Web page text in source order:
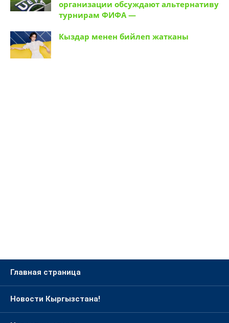
организации обсуждают альтернативу
турнирам ФИФА —
Кыздар менен бийлеп жатканы
Главная страница
Новости Кыргызстана!